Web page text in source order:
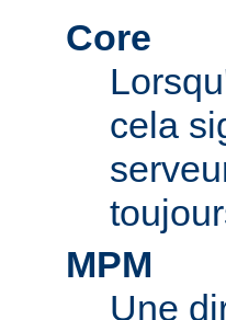
Core
cela
MPM
Une